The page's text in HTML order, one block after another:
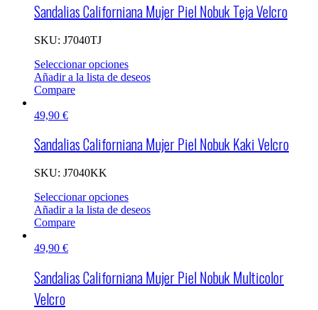
Sandalias Californiana Mujer Piel Nobuk Teja Velcro
SKU: J7040TJ
Seleccionar opciones
Añadir a la lista de deseos
Compare
49,90 €
Sandalias Californiana Mujer Piel Nobuk Kaki Velcro
SKU: J7040KK
Seleccionar opciones
Añadir a la lista de deseos
Compare
49,90 €
Sandalias Californiana Mujer Piel Nobuk Multicolor
Velcro